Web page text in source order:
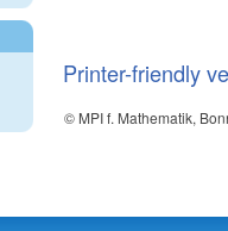
Printer-friendly
© MPI f. Mathematik,